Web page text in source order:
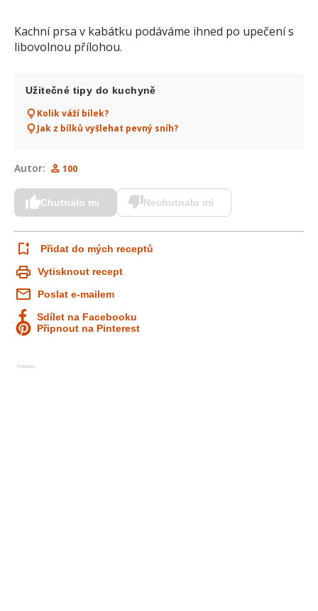
Kachní prsa v kabátku podáváme ihned po upečení s
libovolnou přílohou.
Užitečné tipy do kuchyně
Kolik váží bílek?
Jak z bílků vyšlehat pevný sníh?
Autor: 100
Chutnalo mi Nechutnalo mi
Přidat do mých receptů
Vytisknout recept
Poslat e-mailem
Sdílet na Facebooku
Připnout na Pinterest
Reklama